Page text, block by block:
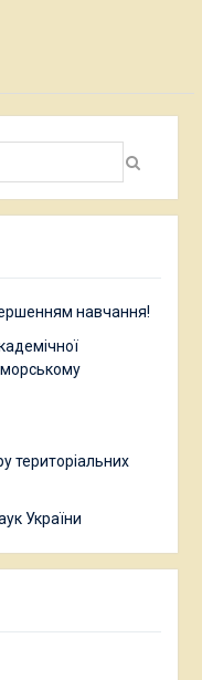
навчання!
територіальних
України